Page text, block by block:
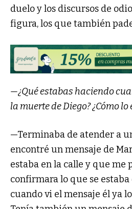
duelo y los discursos de
figura, los que también
—¿Qué estabas haciendo
la muerte de Diego? ¿Cómo
—Terminaba de atender a
encontré un mensaje de
estaba en la calle y que me
confirmara lo que se estaba
cuando vi el mensaje él ya